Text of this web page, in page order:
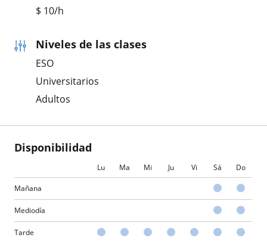
$ 10/h
Niveles de las clases
ESO
Universitarios
Adultos
Disponibilidad
Lu Ma Mi Ju Vi Sá Do
Mañana
Mediodía
Tarde